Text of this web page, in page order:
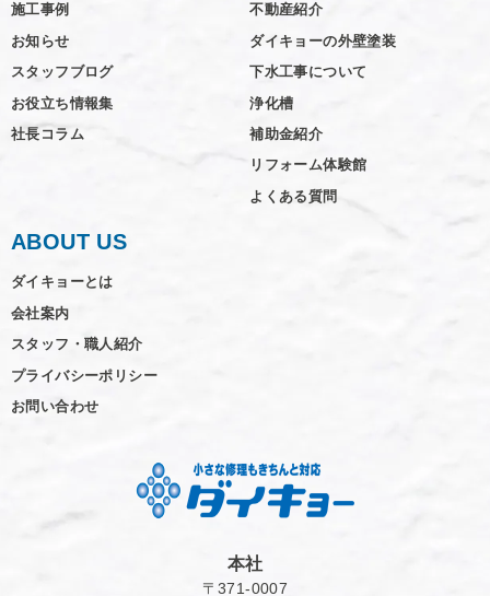
施工事例
お知らせ
スタッフブログ
お役立ち情報集
社長コラム
不動産紹介
ダイキョーの外壁塗装
下水工事について
浄化槽
補助金紹介
リフォーム体験館
よくある質問
ABOUT US
ダイキョーとは
会社案内
スタッフ・職人紹介
プライバシーポリシー
お問い合わせ
本社
〒371-0007